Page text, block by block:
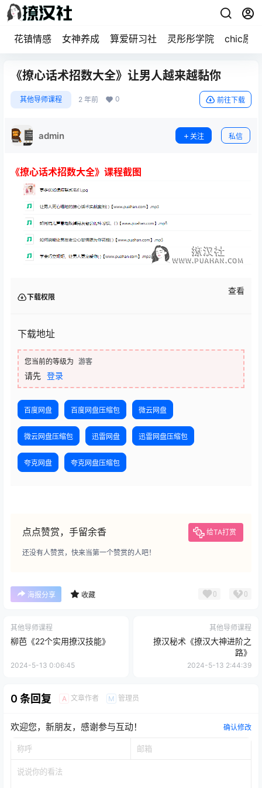
花镇情感 女神养成 算爱研习社 灵彤彤学院 chic原醉
《撩心话术招数大全》让男人越来越黏你
其他导师课程 2 年前 0 前往下载
admin 关注 私信
《撩心话术招数大全》课程截图
下载权限
查看
下载地址
您当前的等级为 游客
请先 登录
百度网盘 百度网盘压缩包 微云网盘
微云网盘压缩包 迅雷网盘 迅雷网盘压缩包
夸克网盘 夸克网盘压缩包
点点赞赏，手留余香 给TA打赏
还没有人赞赏，快来当第一个赞赏的人吧！
海报分享 收藏 0 0
其他导师课程
柳芭《22个实用撩汉技能》
2024-5-13 0:06:45
其他导师课程
撩汉秘术《撩汉大神进阶之
路》
2024-5-13 2:44:39
0 条回复 A 文章作者 M 管理员
欢迎您，新朋友，感谢参与互动！ 确认修改